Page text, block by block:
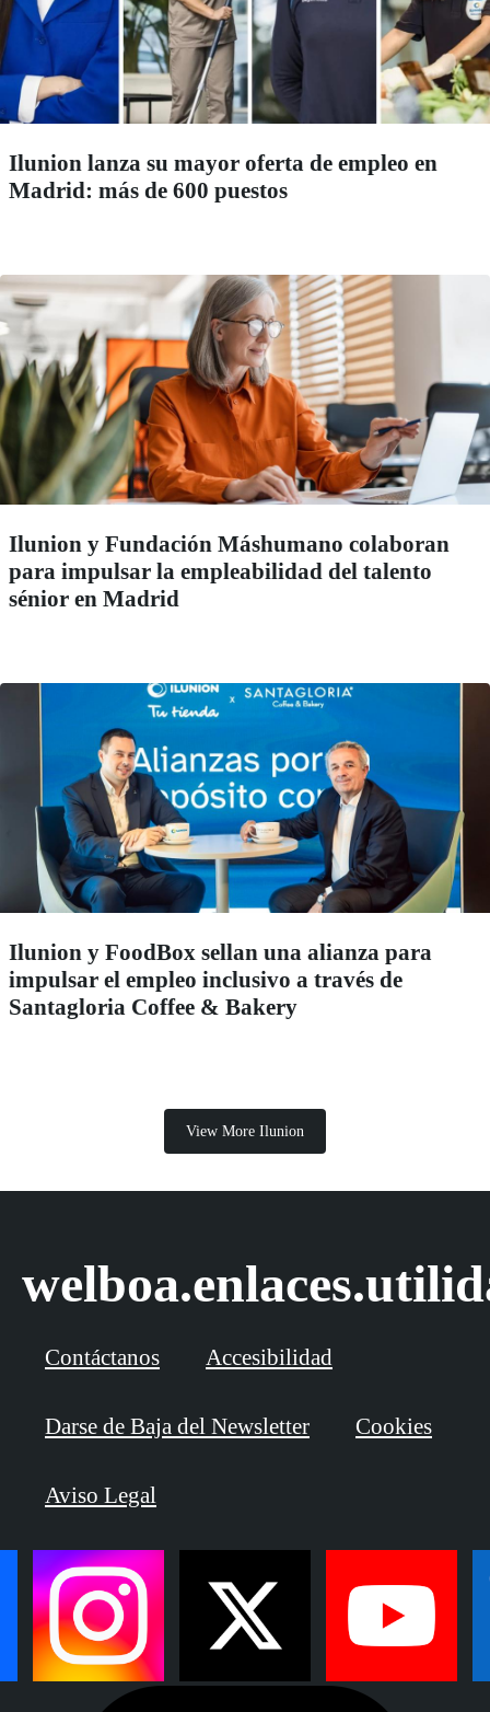
Ilunion lanza su mayor oferta de empleo en
Madrid: más de 600 puestos
Ilunion y Fundación Máshumano colaboran
para impulsar la empleabilidad del talento
sénior en Madrid
Ilunion y FoodBox sellan una alianza para
impulsar el empleo inclusivo a través de
Santagloria Coffee & Bakery
View More Ilunion
Contáctanos Accesibilidad
Darse de Baja del Newsletter Cookies
Aviso Legal